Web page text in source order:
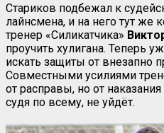
Стариков подбежал к
лайнсмена, и на него тут же
тренер «Силикатчика»
проучить хулигана. Теперь
искать защиты от внезапно
Совместными усилиями
от расправы, но от
судя по всему, не уйдёт.